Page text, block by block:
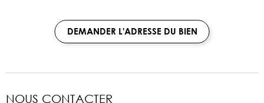
DEMANDER L'ADRESSE DU BIEN
NOUS CONTACTER